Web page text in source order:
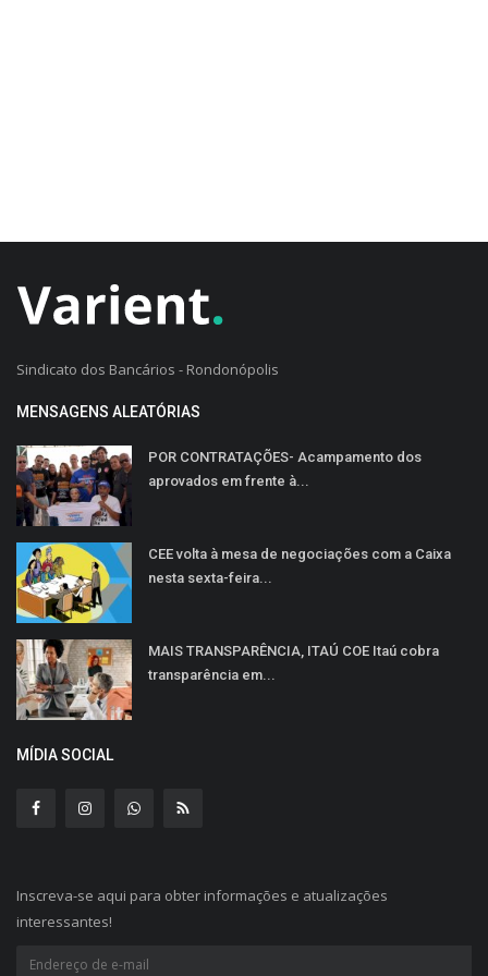
Sindicato dos Bancários - Rondonópolis
MENSAGENS ALEATÓRIAS
POR CONTRATAÇÕES- Acampamento dos
aprovados em frente à...
CEE volta à mesa de negociações com a Caixa
nesta sexta-feira...
MAIS TRANSPARÊNCIA, ITAÚ COE Itaú cobra
transparência em...
MÍDIA SOCIAL
Inscreva-se aqui para obter informações e atualizações
interessantes!